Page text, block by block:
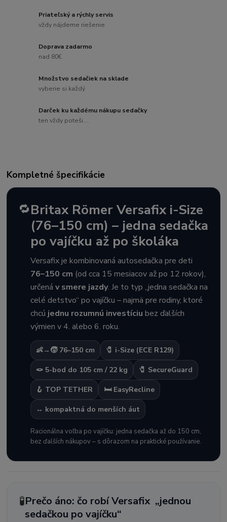
Priateľský a rýchly servis
vždy nájdeme riešenie
Doprava zadarmo
nad 80€
Množstvo sedačiek na sklade
vyberie si každý
Darček ku každému nákupu sedačky
ten vždy poteši....
Kompletné špecifikácie
🔁Britax Römer Versafix i-Size
(76–150 cm) – jedna sedačka
po vajíčku až po školáka
Versafix je kombinovaná autosedačka pre deti
76–150 cm (od cca 15 mesiacov až po 12 rokov),
určenáv smere jazdy. Je to typ „jedna sedačka na
celé detstvo“ po vajíčku – najmä pre rodiny, ktoré
chcú jednu rozumnú investíciu bez ďalších
výmien v 4. alebo 6. roku.
👶→🧒 76–150 cm 🧷 i-Size (ECE R129)
🪢 5-bod do 105 cm / 22 kg 🧷 SecureGuard
🪝 TOP TETHER 🛏️ EasyRecline
↔️ kompaktná do menších áut
Racionálna voľba po vajíčku: jedna sedačka až do 150 cm,
bez ďalších nákupov – s dôrazom na praktické používanie.
🧪Prečo áno: čo robí Versafix „jednou
sedačkou po vajíčku“